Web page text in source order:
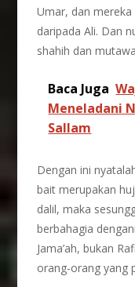
Umar, dan
daripada Ali. Dan
shahih dan
Baca Juga
Meneladani
Sallam
Dengan ini
bait merupakan
dalil, maka
berbahagia
Jama’ah, bukan
orang-orang yang